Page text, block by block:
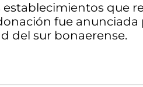
establecimientos que
fue
del sur bonaerense.